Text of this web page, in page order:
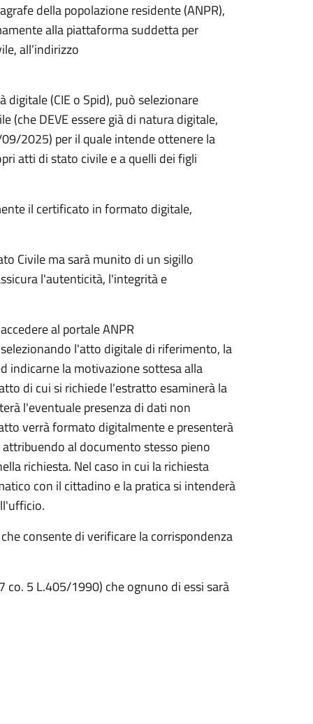
della popolazione residente (ANPR),
alla piattaforma suddetta per
all’indirizzo
(CIE o Spid), può selezionare
DEVE essere già di natura digitale,
2025) per il quale intende ottenere la
atti di stato civile e a quelli dei figli
il certificato in formato digitale,
Civile ma sarà munito di un sigillo
l'autenticità, l'integrità e
al portale ANPR
l'atto digitale di riferimento, la
indicarne la motivazione sottesa alla
di cui si richiede l'estratto esaminerà la
l'eventuale presenza di dati non
verrà formato digitalmente e presenterà
al documento stesso pieno
richiesta. Nel caso in cui la richiesta
con il cittadino e la pratica si intenderà
consente di verificare la corrispondenza
5 L.405/1990) che ognuno di essi sarà